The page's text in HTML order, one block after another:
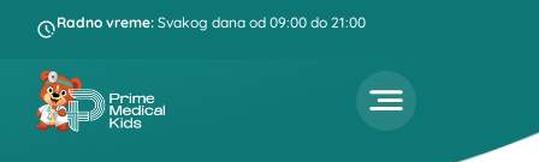
Radno vreme: Svakog dana od 09:00 do 21:00